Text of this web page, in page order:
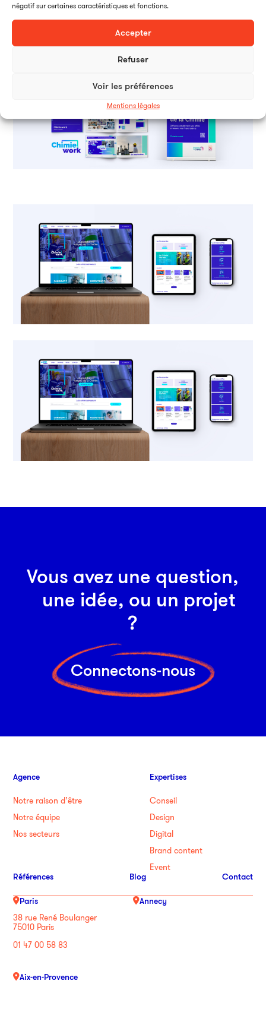
négatif sur certaines caractéristiques et fonctions.
Accepter
Refuser
Voir les préférences
Mentions légales
Vous avez une question,
une idée, ou un projet
?
Connectons-nous
Agence
Notre raison d’être
Notre équipe
Nos secteurs
Expertises
Conseil
Design
Digital
Brand content
Event
Références Blog Contact
Paris
38 rue René Boulanger
75010 Paris
01 47 00 58 83
Annecy
Aix-en-Provence